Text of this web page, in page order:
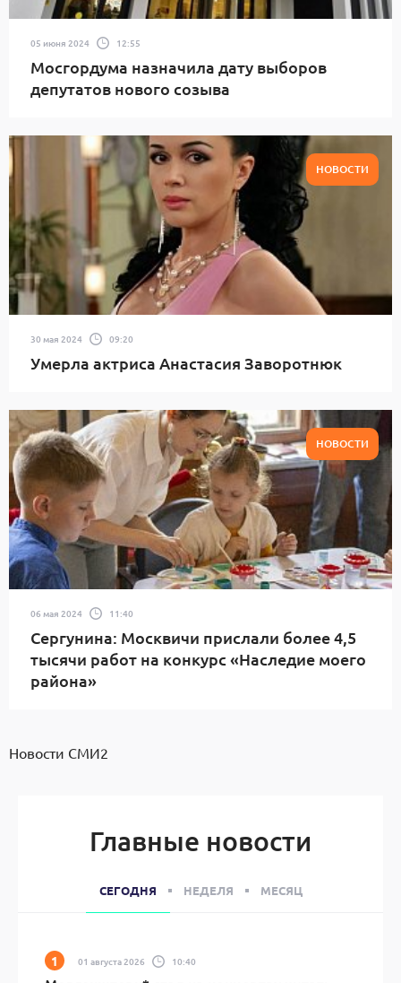
05 июня 2024 12:55
Мосгордума назначила дату выборов
депутатов нового созыва
НОВОСТИ
30 мая 2024 09:20
Умерла актриса Анастасия Заворотнюк
НОВОСТИ
06 мая 2024 11:40
Сергунина: Москвичи прислали более 4,5
тысячи работ на конкурс «Наследие моего
района»
Новости СМИ2
Главные новости
СЕГОДНЯ НЕДЕЛЯ МЕСЯЦ
01 августа 2026 10:40